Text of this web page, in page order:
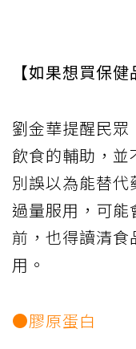
【如果想買保健
劉金華提醒民眾
飲食的輔助，
別誤以為能替
過量服用，可能
前，也得讀清
用。
●膠原蛋白